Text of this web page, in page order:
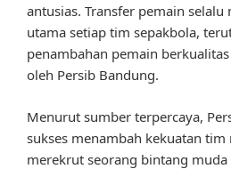
antusias. Transfer pemain
utama setiap tim sepakbola,
penambahan pemain
oleh Persib Bandung.
Menurut sumber terpercaya,
sukses menambah kekuatan tim
merekrut seorang bintang muda